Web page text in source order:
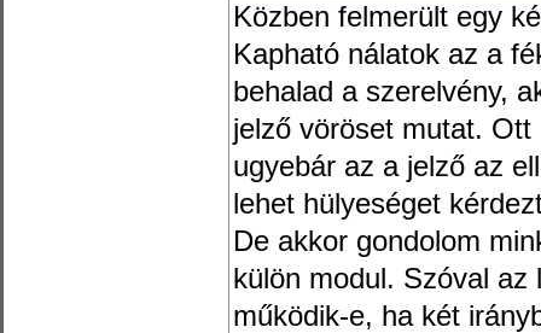
Közben felmerült egy
Kapható nálatok az a
behalad a szerelvény,
jelző vöröset mutat.
ugyebár az a jelző az
lehet hülyeséget
De akkor gondolom
külön modul. Szóval az
működik-e, ha két